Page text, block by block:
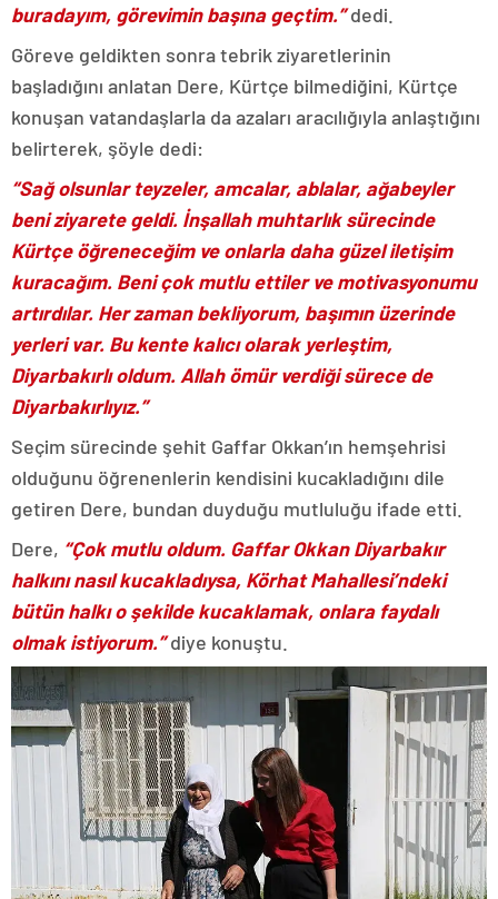
buradayım, görevimin başına geçtim.”dedi.
Göreve geldikten sonra tebrik ziyaretlerinin
başladığını anlatan Dere, Kürtçe bilmediğini, Kürtçe
konuşan vatandaşlarla da azaları aracılığıyla anlaştığını
belirterek, şöyle dedi:
“Sağ olsunlar teyzeler, amcalar, ablalar, ağabeyler
beni ziyarete geldi. İnşallah muhtarlık sürecinde
Kürtçe öğreneceğim ve onlarla daha güzel iletişim
kuracağım. Beni çok mutlu ettiler ve motivasyonumu
artırdılar. Her zaman bekliyorum, başımın üzerinde
yerleri var. Bu kente kalıcı olarak yerleştim,
Diyarbakırlı oldum. Allah ömür verdiği sürece de
Diyarbakırlıyız.”
Seçim sürecinde şehit Gaffar Okkan’ın hemşehrisi
olduğunu öğrenenlerin kendisini kucakladığını dile
getiren Dere, bundan duyduğu mutluluğu ifade etti.
Dere, “Çok mutlu oldum. Gaffar Okkan Diyarbakır
halkını nasıl kucakladıysa, Körhat Mahallesi’ndeki
bütün halkı o şekilde kucaklamak, onlara faydalı
olmak istiyorum.”diye konuştu.